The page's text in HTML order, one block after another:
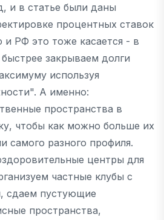
и в статье были даны
процентных ставок
РФ это тоже касается - в
закрываем долги
используя
А именно:
пространства в
чтобы как можно больше их
самого разного профиля.
центры для
частные клубы с
сдаем пустующие
пространства,